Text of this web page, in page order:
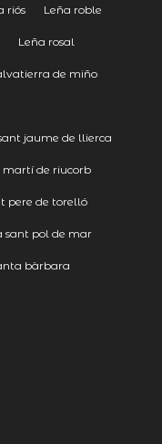
riós Leña roble
Leña rosal
de miño
jaume de llierca
martí de riucorb
pere de torelló
sant pol de mar
bàrbara